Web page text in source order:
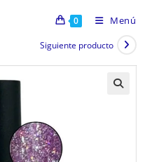
0 Menú
Siguiente producto